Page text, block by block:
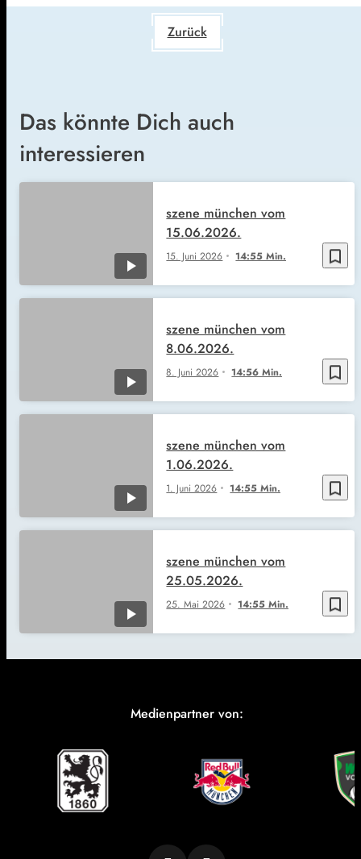
Zurück
Das könnte Dich auch
interessieren
bookmark_border
15. Juni 2026 14:55 Min.
szene münchen vom
15.06.2026.
bookmark_border
8. Juni 2026 14:56 Min.
szene münchen vom
8.06.2026.
bookmark_border
1. Juni 2026 14:55 Min.
szene münchen vom
1.06.2026.
bookmark_border
25. Mai 2026 14:55 Min.
szene münchen vom
25.05.2026.
Medienpartner von: